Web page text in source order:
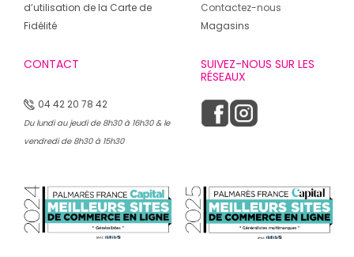
d’utilisation de la Carte de
Fidélité
Contactez-nous
Magasins
CONTACT
04 42 20 78 42
Du lundi au jeudi de 8h30 à 16h30 & le
vendredi de 8h30 à 15h30
SUIVEZ-NOUS SUR LES
RÉSEAUX